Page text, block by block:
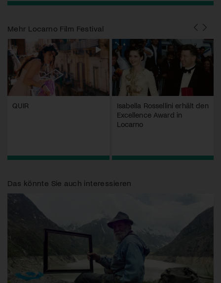
Mehr Locarno Film Festival
QUIR
Isabella Rossellini erhält den
Excellence Award in
Locarno
Das könnte Sie auch interessieren